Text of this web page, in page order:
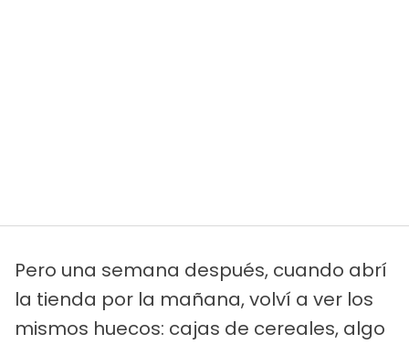
Pero una semana después, cuando abrí
la tienda por la mañana, volví a ver los
mismos huecos: cajas de cereales, algo